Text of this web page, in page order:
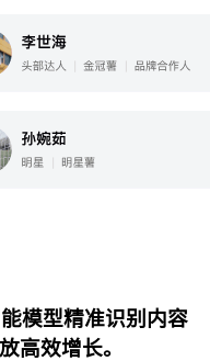
模型精准识别内容
高效增长。